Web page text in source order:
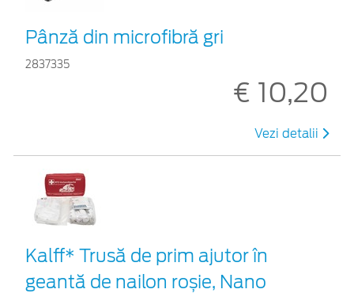
Pânză din microfibră gri
2837335
€ 10,20
Vezi detalii
Kalff* Trusă de prim ajutor în
geantă de nailon roșie, Nano